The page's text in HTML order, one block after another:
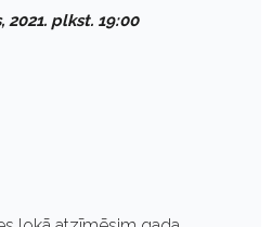
2021. plkst. 19:00